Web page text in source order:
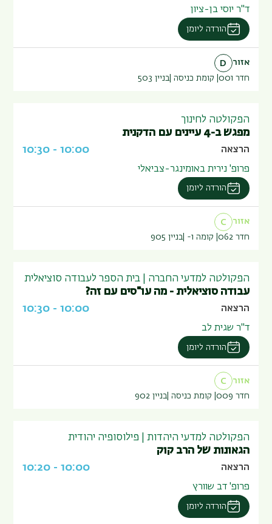
ד"ר יוסי בן-ציון
הורדה ליומן
אזור
D
חדר 001
קומת כניסה בניין 503
הפקולטה לחינוך
מפגש ב-4 עיינים עם הדקנית
הרצאה 10:00
-
10:30
פרופ' נירית באומינגר-צביאלי
הורדה ליומן
אזור
C
חדר 062
קומה 1- בניין 905
הפקולטה למדעי החברה | בית הספר לעבודה סוציאלית
עבודה סוציאלית - מה עו"סים עם זה?
הרצאה 10:00
-
10:30
ד"ר שגית לב
הורדה ליומן
אזור
C
חדר 009
קומת כניסה בניין902
הפקולטה למדעי היהדות | פילוסופיה יהודית
הגאונות של הרב קוק
הרצאה 10:00
-
10:20
פרופ' דב שוורץ
הורדה ליומן